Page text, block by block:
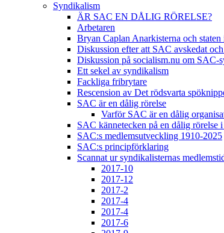
Syndikalism
ÄR SAC EN DÅLIG RÖRELSE?
Arbetaren
Bryan Caplan Anarkisterna och staten
Diskussion efter att SAC avskedat
Diskussion på socialism.nu om SAC-
Ett sekel av syndikalism
Fackliga fribrytare
Rescension av Det rödsvarta
SAC är en dålig rörelse
Varför SAC är en dålig
SAC kännetecken på en dålig rörelse
SAC:s medlemsutveckling 1910-2025
SAC:s principförklaring
Scannat ur syndikalisternas
2017-10
2017-12
2017-2
2017-4
2017-4
2017-6